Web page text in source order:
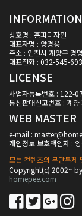
INFORMATION
상호명 : 홈피디자인
대표자명 : 양경용
주소 : 인천시 계양구 경
대표전화 : 032-545-
LICENSE
사업자등록번호 : 122-
통신판매신고번호 : 계
WEB MASTER
e-mail :
개인정보 보호책임자 :
모든 컨텐츠의 무단복제
Copyright(c) 2002~ by
homepee.com